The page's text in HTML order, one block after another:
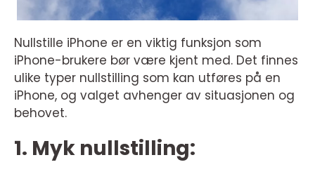
Nullstille iPhone er en viktig funksjon som
iPhone-brukere bør være kjent med. Det finnes
ulike typer nullstilling som kan utføres på en
iPhone, og valget avhenger av situasjonen og
behovet.
1. Myk nullstilling: